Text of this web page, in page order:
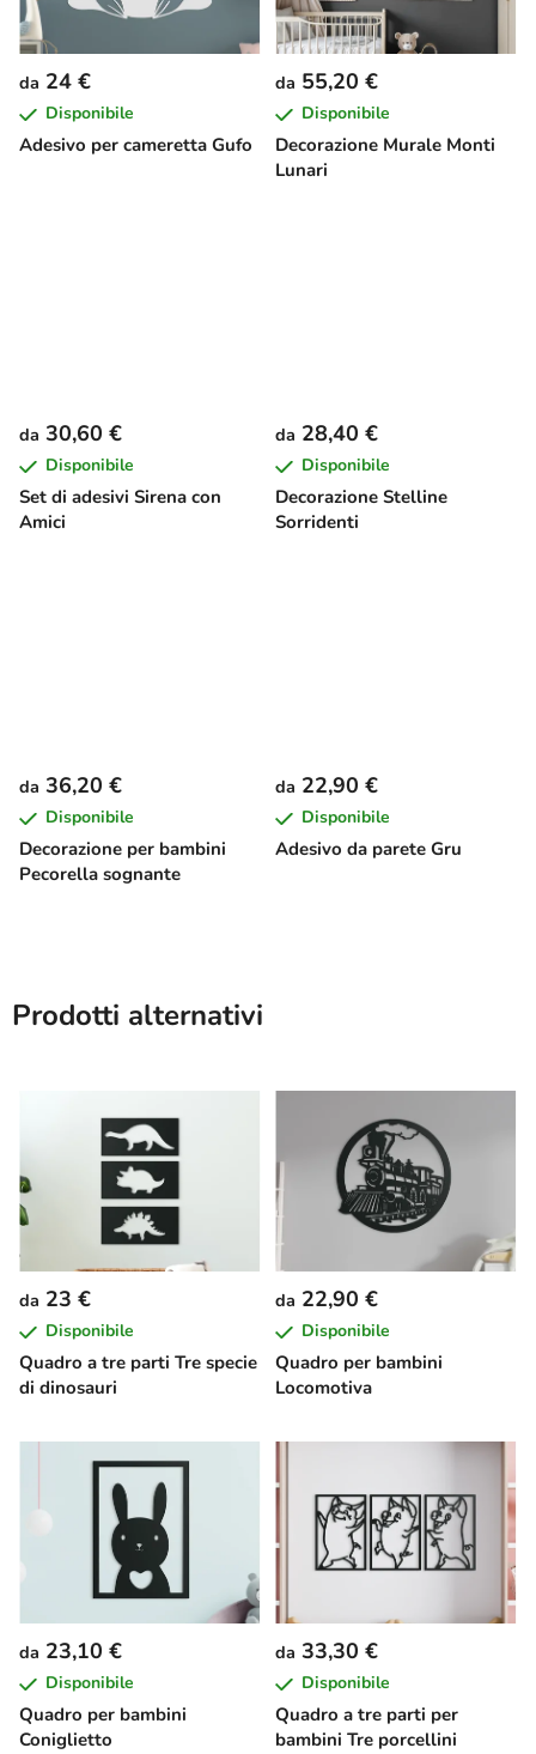
Adesivo per cameretta Gufo
da 24 €
Disponibile
Decorazione Murale Monti
Lunari
da 55,20 €
Disponibile
Set di adesivi Sirena con
Amici
da 30,60 €
Disponibile
Decorazione Stelline
Sorridenti
da 28,40 €
Disponibile
Decorazione per bambini
Pecorella sognante
da 36,20 €
Disponibile
Adesivo da parete Gru
da 22,90 €
Disponibile
Prodotti alternativi
Quadro a tre parti Tre specie
di dinosauri
da 23 €
Disponibile
Quadro per bambini
Locomotiva
da 22,90 €
Disponibile
Quadro per bambini
Coniglietto
da 23,10 €
Disponibile
Quadro a tre parti per
bambini Tre porcellini
da 33,30 €
Disponibile